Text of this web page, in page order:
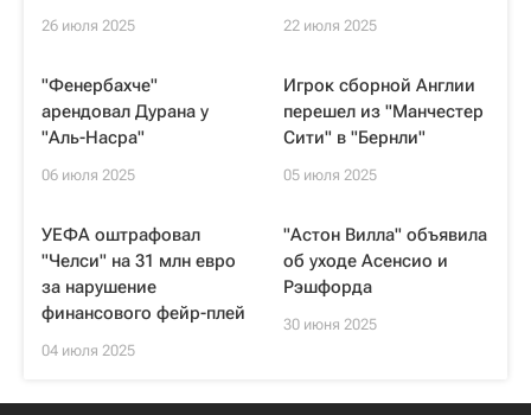
26 июля 2025 22 июля 2025
"Фенербахче"
арендовал Дурана у
"Аль-Насра"
06 июля 2025
Игрок сборной Англии
перешел из "Манчестер
Сити" в "Бернли"
05 июля 2025
УЕФА оштрафовал
"Челси" на 31 млн евро
за нарушение
финансового фейр-плей
04 июля 2025
"Астон Вилла" объявила
об уходе Асенсио и
Рэшфорда
30 июня 2025